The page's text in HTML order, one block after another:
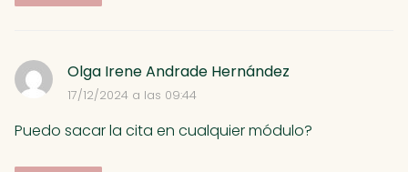
Olga Irene Andrade Hernández
17/12/2024 a las 09:44
Puedo sacar la cita en cualquier módulo?